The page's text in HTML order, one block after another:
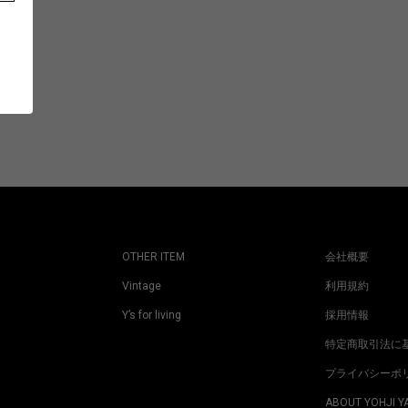
OTHER ITEM
Vintage
Y’s for living
会社概要
利用規約
採用情報
特定商取引法に
プライバシーポ
ABOUT YOHJI